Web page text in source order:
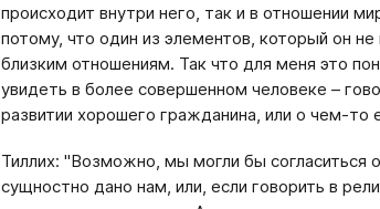
происходит внутри него, так и в отношении
потому, что один из элементов, который он
близким отношениям. Так что для меня это
увидеть в более совершенном человеке –
развитии хорошего гражданина, или о чем-то
Тиллих: "Возможно, мы могли бы согласиться
сущностно дано нам, или, если говорить в